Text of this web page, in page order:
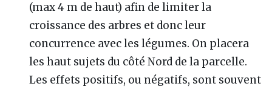
(max 4 m de haut) afin de limiter la
croissance des arbres et donc leur
concurrence avec les légumes. On placera
les haut sujets du côté Nord de la parcelle.
Les effets positifs, ou négatifs, sont souvent